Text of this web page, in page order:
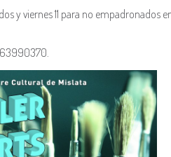
y viernes 11 para no empadronados